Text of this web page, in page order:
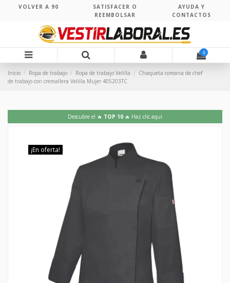
VOLVER A 90
SATISFACER O
REEMBOLSAR
AYUDA Y
CONTACTOS
0
Inicio Ropa de trabajo Ropa de trabajo Velilla
Chaqueta coreana de chef
de trabajo con cremallera Velilla Mujer 405203TC
Descubre el 🔥 TOP 10 🔥 Haz clic aquí
¡En oferta!